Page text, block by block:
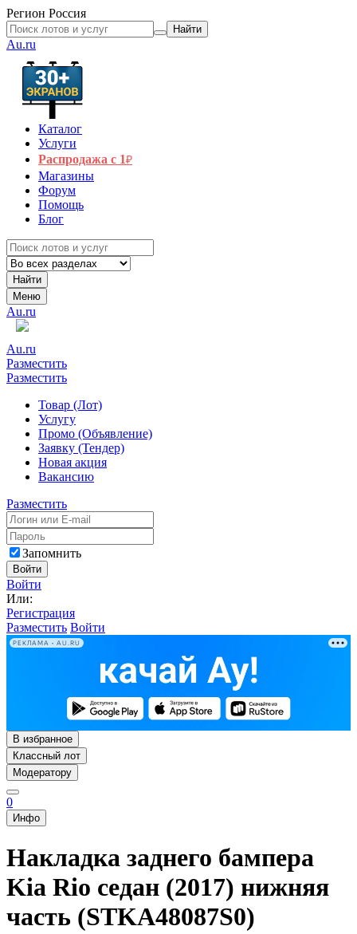
Регион Россия
Найти
Au.ru
Каталог
Услуги
Распродажа с 1₽
Магазины
Форум
Помощь
Блог
Найти
Меню
Au.ru
Au.ru
Разместить
Разместить
Товар (Лот)
Услугу
Промо (Объявление)
Заявку (Тендер)
Новая акция
Вакансию
Разместить
Запомнить
Войти
Войти
Или:
Регистрация
Разместить Войти
РЕКЛАМА • AU.RU
В избранное
Классный лот
Модератору
0
Инфо
Накладка заднего бампера
Kia Rio седан (2017) нижняя
часть (STKA48087S0)